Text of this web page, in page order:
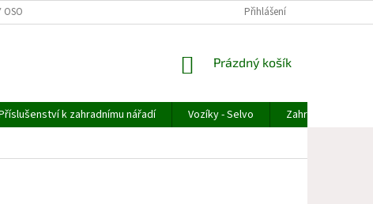
ÚDAJŮ ODSTOUPENÍ OD OBJEDNÁVKY REKLAMACE ZBOŽÍ
Přihlášení
NÁKUPNÍ
Prázdný košík
k zahradnímu nářadí Vozíky - Selvo
Zahradní technika